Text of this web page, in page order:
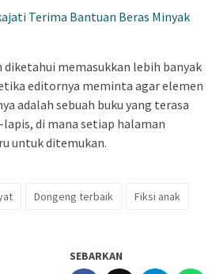
Terima Bantuan Beras Minyak
memasukkan lebih banyak
editornya meminta agar elemen
adalah sebuah buku yang terasa
di mana setiap halaman
untuk ditemukan.
Dongeng terbaik
Fiksi anak
SEBARKAN